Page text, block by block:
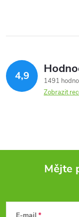
4,9
1491
Zobrazit
Mějte
E-mail